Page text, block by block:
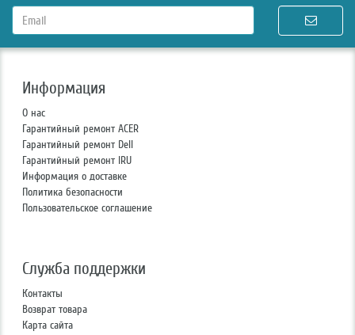
Информация
О нас
Гарантийный ремонт ACER
Гарантийный ремонт Dell
Гарантийный ремонт IRU
Информация о доставке
Политика безопасности
Пользовательское соглашение
Служба поддержки
Контакты
Возврат товара
Карта сайта